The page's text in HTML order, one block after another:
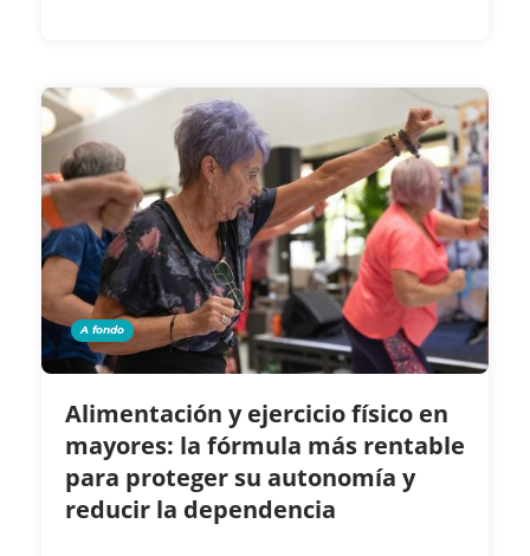
A fondo
Alimentación y ejercicio físico en
mayores: la fórmula más rentable
para proteger su autonomía y
reducir la dependencia